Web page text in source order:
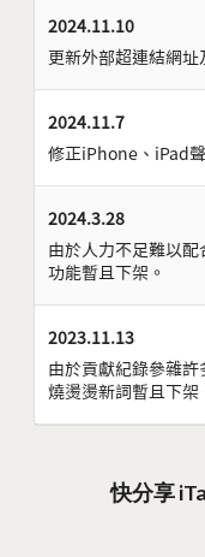
2024.11.10
更新外部超連結網址
2024.11.7
修正iPhone、iPad
2024.3.28
由於人力不足難以
功能暫且下架。
2023.11.13
由於貢獻紀錄參雜
燒燙燙新詞暫且下架
快分享